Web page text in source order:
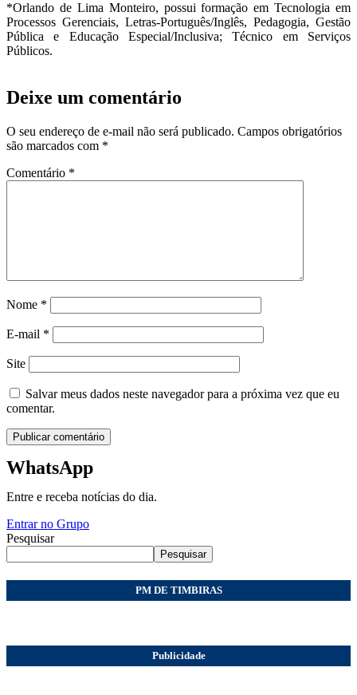
*Orlando de Lima Monteiro, possui formação em Tecnologia em
Processos Gerenciais, Letras-Português/Inglês, Pedagogia, Gestão
Pública e Educação Especial/Inclusiva; Técnico em Serviços
Públicos.
Deixe um comentário
O seu endereço de e-mail não será publicado. Campos obrigatórios
são marcados com *
Comentário *
Nome *
E-mail *
Site
Salvar meus dados neste navegador para a próxima vez que eu
comentar.
WhatsApp
Entre e receba notícias do dia.
Entrar no Grupo
Pesquisar
Pesquisar
PM DE TIMBIRAS
Publicidade